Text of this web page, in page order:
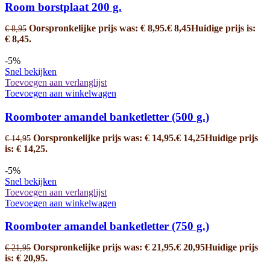
Room borstplaat 200 g.
€8,95 Oorspronkelijke prijs was: € 8,95.€ 8,45Huidige prijs is:
€ 8,45.
-5%
Snel bekijken
Toevoegen aan verlanglijst
Toevoegen aan winkelwagen
Roomboter amandel banketletter (500 g.)
€14,95 Oorspronkelijke prijs was: € 14,95.€ 14,25Huidige prijs
is: € 14,25.
-5%
Snel bekijken
Toevoegen aan verlanglijst
Toevoegen aan winkelwagen
Roomboter amandel banketletter (750 g.)
€21,95 Oorspronkelijke prijs was: € 21,95.€ 20,95Huidige prijs
is: € 20,95.